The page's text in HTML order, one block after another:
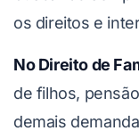
os direitos e
No Direito de
de filhos,
demais